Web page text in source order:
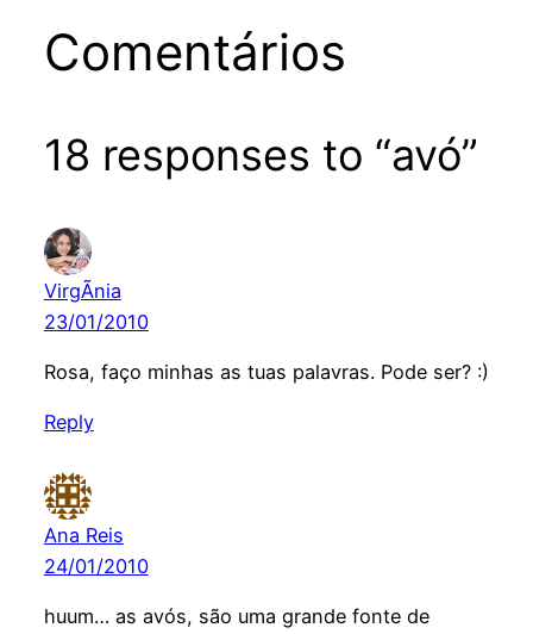
Comentários
18 responses to “avó”
VirgÃ­nia
23/01/2010
Rosa, faço minhas as tuas palavras. Pode ser? :)
Reply
Ana Reis
24/01/2010
huum… as avós, são uma grande fonte de